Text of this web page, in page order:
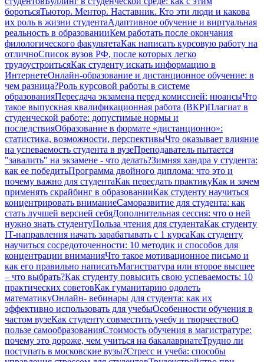
боротьсяТьютор. Ментор. Наставник. Кто эти люди и какова
их роль в жизни студентаАдаптивное обучение и виртуальная
реальность в образованииКем работать после окончания
филологического факультетаКак написать курсовую работу на
отличноСписок вузов РФ, после которых легко
трудоустроитьсяКак студенту искать информацию в
ИнтернетеОнлайн-образование и дистанционное обучение: в
чем разница?Роль курсовой работы в системе
образованияПересдача экзамена перед комиссией: нюансыЧто
такое выпускная квалификационная работа (ВКР)Плагиат в
студенческой работе: допустимые нормы и
последствияОбразование в формате «дистанционно»:
статистика, возможности, перспективыЧто оказывает влияние
на успеваемость студента в вузеПреподаватель пытается
"завалить" на экзамене - что делать?Зимняя хандра у студента:
как ее победитьПрограмма двойного диплома: что это и
почему важно для студентаКак пересдать практикуКак и зачем
применять скрайбинг в образованииКак студенту научиться
концентрировать вниманиеСаморазвитие для студента: как
стать лучшей версией себяДополнительная сессия: что о ней
нужно знать студентуПольза чтения для студентаКак студенту
IT-направления начать зарабатывать с 1 курсаКак студенту
научиться сосредоточенности: 10 методик и способов для
концентрации вниманияЧто такое мотивационное письмо и
как его правильно написатьМагистратура или второе высшее
– что выбрать?Как студенту повысить свою успеваемость: 10
практических советовКак гуманитарию одолеть
математикуОнлайн- вебинары для студента: как их
эффективно использовать для учебыОсобенности обучения в
частом вузеКак студенту совместить учебу и творчествоО
пользе самообразованияСтоимость обучения в магистратуре:
почему это дороже, чем учиться на бакалавриатеТрудно ли
поступать в московские вузы?Стресс и учеба: способы